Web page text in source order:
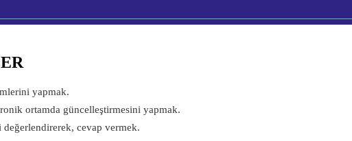
yapmak.
ortamda güncelleştirmesini yapmak.
cevap vermek.